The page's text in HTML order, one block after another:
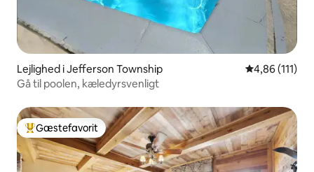
Lejlighed i Jefferson Township 4,86 ud af 5 i
4,86 (111)
Gå til poolen, kæledyrsvenligt
Bedste gæstefavorit
Gæstefavorit